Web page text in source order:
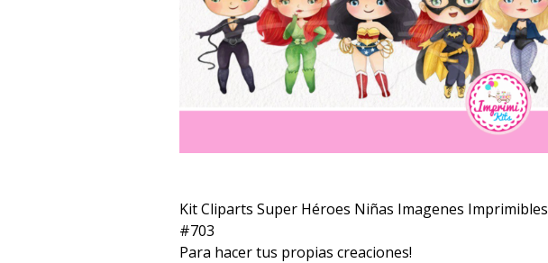
Kit Cliparts Super Héroes Niñas Imagenes Imprimibles
#703
Para hacer tus propias creaciones!